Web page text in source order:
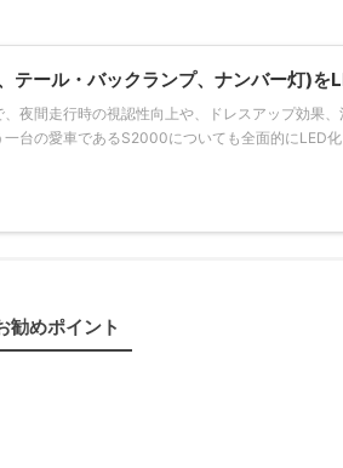
テール・バックランプ、ナンバー灯)を
夜間走行時の視認性向上や、ドレスアップ効果
台の愛車であるS2000についても全面的にLED
勧めポイント